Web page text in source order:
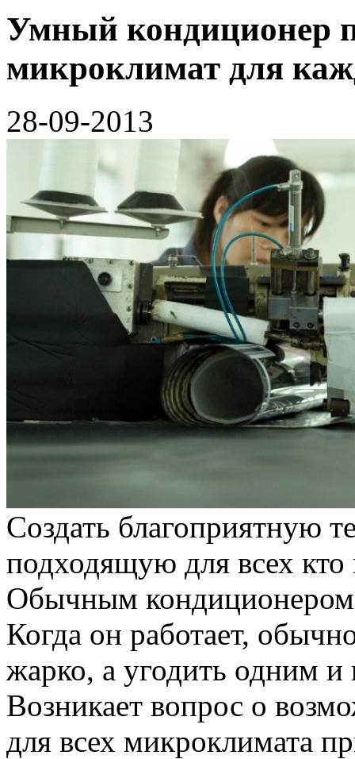
Умный кондиционер
микроклимат для
28-09-2013
Создать благоприятную
подходящую для всех кто
Обычным кондиционером
Когда он работает,
жарко, а угодить одним и
Возникает вопрос о
для всех микроклимата